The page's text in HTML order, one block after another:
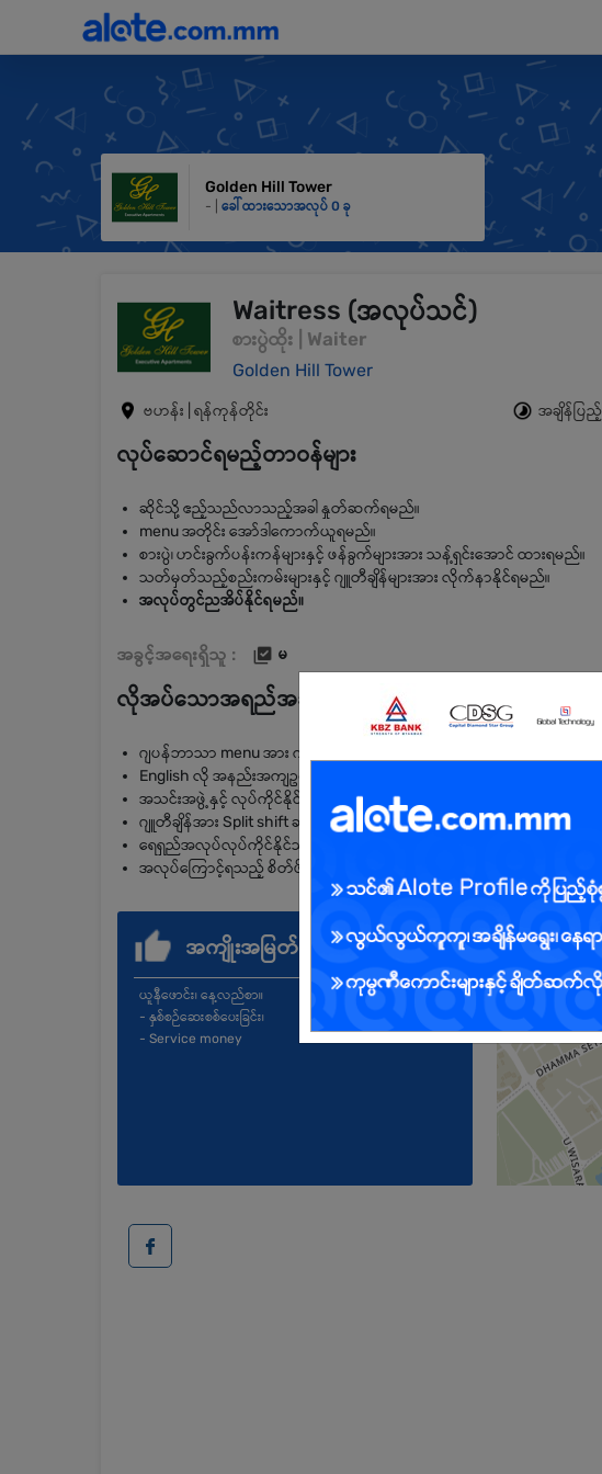
Golden Hill Tower
- | ခေါ်ထားသောအလုပ် 0 ခု
Waitress (အလုပ်သင်)
စားပွဲထိုး | Waiter
Golden Hill Tower
ဗဟန်း | ရန်ကုန်တိုင်း အချိန်ပြည့်
လုပ်ဆောင်ရမည့်တာဝန်များ
ဆိုင်သို့ ဧည့်သည်လာသည့်အခါ နှုတ်ဆက်ရမည်။
menu အတိုင်း အော်ဒါကောက်ယူရမည်။
စားပွဲ၊ ဟင်းခွက်ပန်းကန်များနှင့် ဖန်ခွက်များအား သန့်ရှင်းအောင် ထားရမည်။
သတ်မှတ်သည့်စည်းကမ်းများနှင့် ဂျူတီချိန်များအား လိုက်နာနိုင်ရမည်။
အလုပ်တွင်ညအိပ်နိုင်ရမည်။
အခွင့်အရေးရှိသူ : မ
လိုအပ်သောအရည်အချင်း
ဂျပန်ဘာသာ menu အား ကျက်မှတ်နိုင်သူဖြစ်ရမည်။
English လို အနည်းအကျဥ်း ပြောနိုင်သူဖြစ်ရမည်။
အသင်းအဖွဲ့နှင့် လုပ်ကိုင်နိုင်ရမည်။
ဂျူတီချိန်အား Split shift ဆင်းနိုင်ရမည်။
ရေရှည်အလုပ်လုပ်ကိုင်နိုင်သူဖြစ်ရမည်။
အလုပ်ကြောင့်ရသည့် စိတ်ဖိစီးမှုအား ခံနိုင်ရည်ရှိရမည်။
အကျိုးအမြတ်
ယူနီဖောင်း၊ နေ့လည်စာ။
- နှစ်စဉ်ဆေးစစ်ပေးခြင်း၊
- Service money